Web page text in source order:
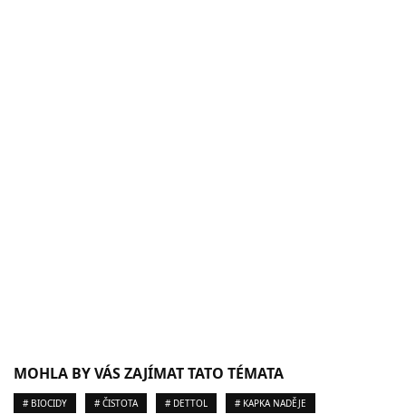
MOHLA BY VÁS ZAJÍMAT TATO TÉMATA
# BIOCIDY # ČISTOTA # DETTOL # KAPKA NADĚJE